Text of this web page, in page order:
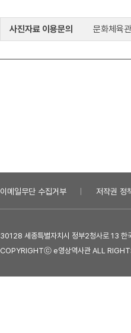
사진자료 이용문의 문화체육
이메일무단 수집거부 저작권 정
30128 세종특별자치시 정부2청사로 13
COPYRIGHTⓒ e영상역사관 ALL